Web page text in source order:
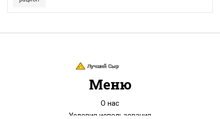
Меню
О нас
Условия использования